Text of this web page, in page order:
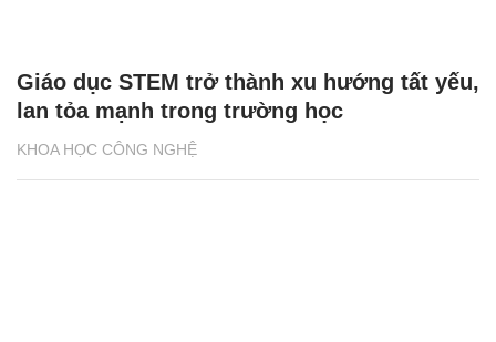
KHOA HỌC CÔNG NGHỆ
Giáo dục STEM trở thành xu hướng tất yếu,
lan tỏa mạnh trong trường học